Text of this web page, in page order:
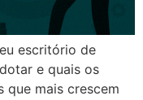
escritório de
e quais os
que mais crescem